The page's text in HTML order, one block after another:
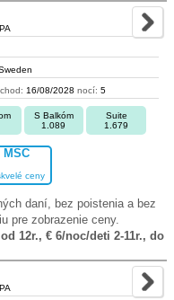
16/08/2028 nocí: 5
S Balkóm
1.089
Suite
1.679
ceny
daní, bez poistenia a bez
pre zobrazenie ceny.
12r., € 6/noc/deti 2-11r., do